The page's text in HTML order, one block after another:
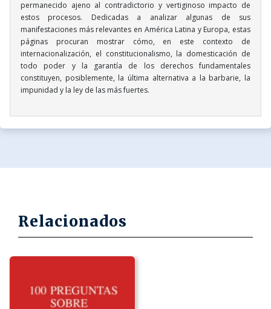
permanecido ajeno al contradictorio y vertiginoso impacto de
estos procesos. Dedicadas a analizar algunas de sus
manifestaciones más relevantes en América Latina y Europa, estas
páginas procuran mostrar cómo, en este contexto de
internacionalización, el constitucionalismo, la domesticación de
todo poder y la garantía de los derechos fundamentales
constituyen, posiblemente, la última alternativa a la barbarie, la
impunidad y la ley de las más fuertes.
Relacionados